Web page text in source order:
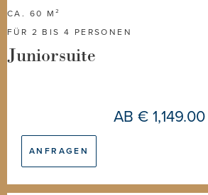
Juniorsuite
CA. 60 M²
FÜR 2 BIS 4 PERSONEN
AB € 1,149.00
ANFRAGEN